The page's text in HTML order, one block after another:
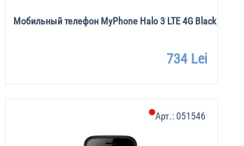
Мобильный телефон MyPhone Halo 3 LTE 4G Black
734 Lei
Арт.:051546